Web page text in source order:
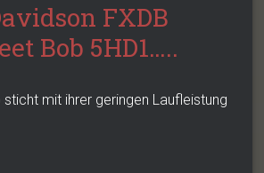
FXDB
Bob 5HD1…..
mit ihrer geringen Laufleistung